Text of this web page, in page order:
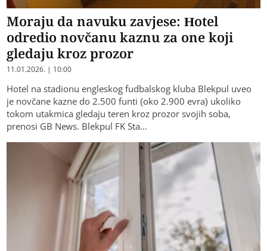
Moraju da navuku zavjese: Hotel
odredio novčanu kaznu za one koji
gledaju kroz prozor
11.01.2026. | 10:00
Hotel na stadionu engleskog fudbalskog kluba Blekpul uveo
je novčane kazne do 2.500 funti (oko 2.900 evra) ukoliko
tokom utakmica gledaju teren kroz prozor svojih soba,
prenosi GB News. Blekpul FK Sta…